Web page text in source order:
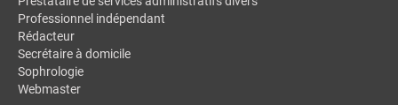
Professionnel indépendant
Rédacteur
Secrétaire à domicile
Sophrologie
Webmaster